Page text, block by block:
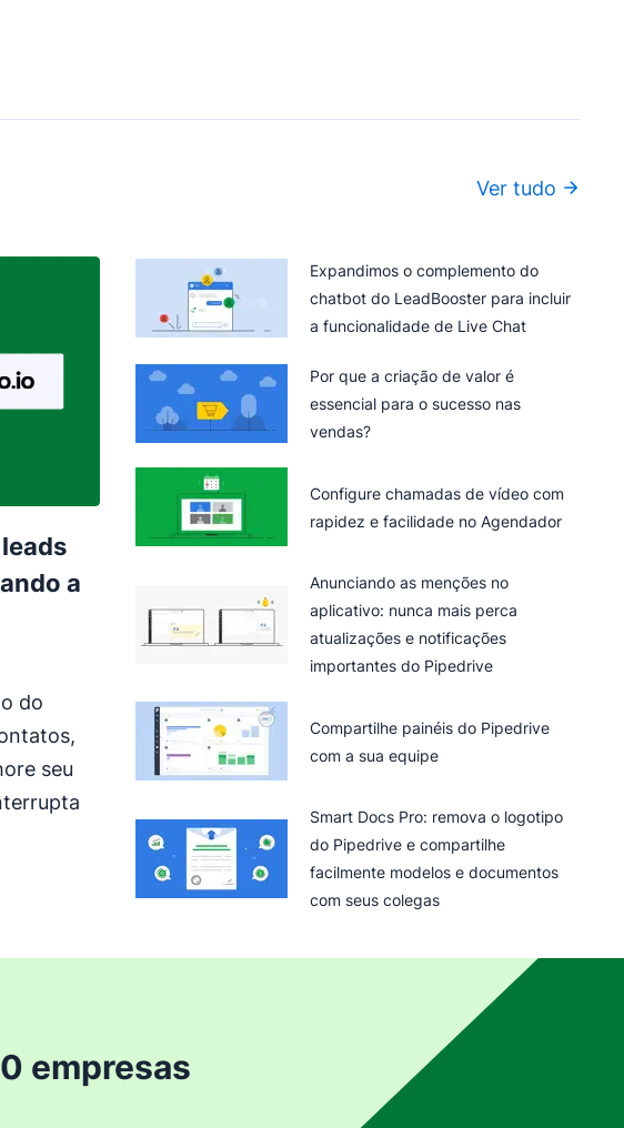
Ver tudo
a
do
seu
Expandimos o complemento do
chatbot do LeadBooster para incluir
a funcionalidade de Live Chat
Por que a criação de valor é
essencial para o sucesso nas
vendas?
Configure chamadas de vídeo com
rapidez e facilidade no Agendador
Anunciando as menções no
aplicativo: nunca mais perca
atualizações e notificações
importantes do Pipedrive
Compartilhe painéis do Pipedrive
com a sua equipe
Smart Docs Pro: remova o logotipo
do Pipedrive e compartilhe
facilmente modelos e documentos
com seus colegas
empresas